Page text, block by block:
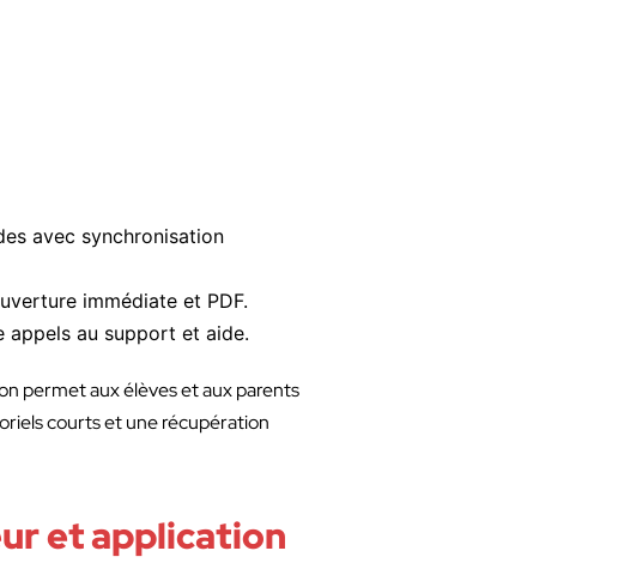
avec synchronisation
immédiate et PDF.
au support et aide.
permet aux élèves et aux parents
courts et une récupération
et application